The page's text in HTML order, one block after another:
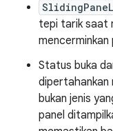
tepi tarik saat
mencerminkan
Status buka
dipertahankan
bukan jenis
panel